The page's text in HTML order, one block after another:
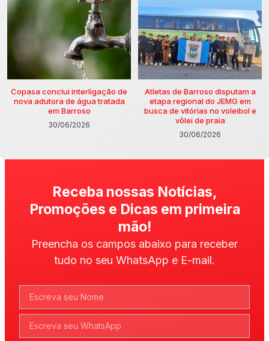
Copasa conclui interligação de
nova adutora de água tratada
em Barroso
30/06/2026
Atletas de Barroso disputam a
etapa regional do JEMG em
busca de vitórias no voleibol e
vôlei de praia
30/06/2026
Receba nossas Notícias,
Promoções e Dicas em primeira
mão!
Preencha os campos abaixo para receber
tudo no seu WhatsApp e E-mail.